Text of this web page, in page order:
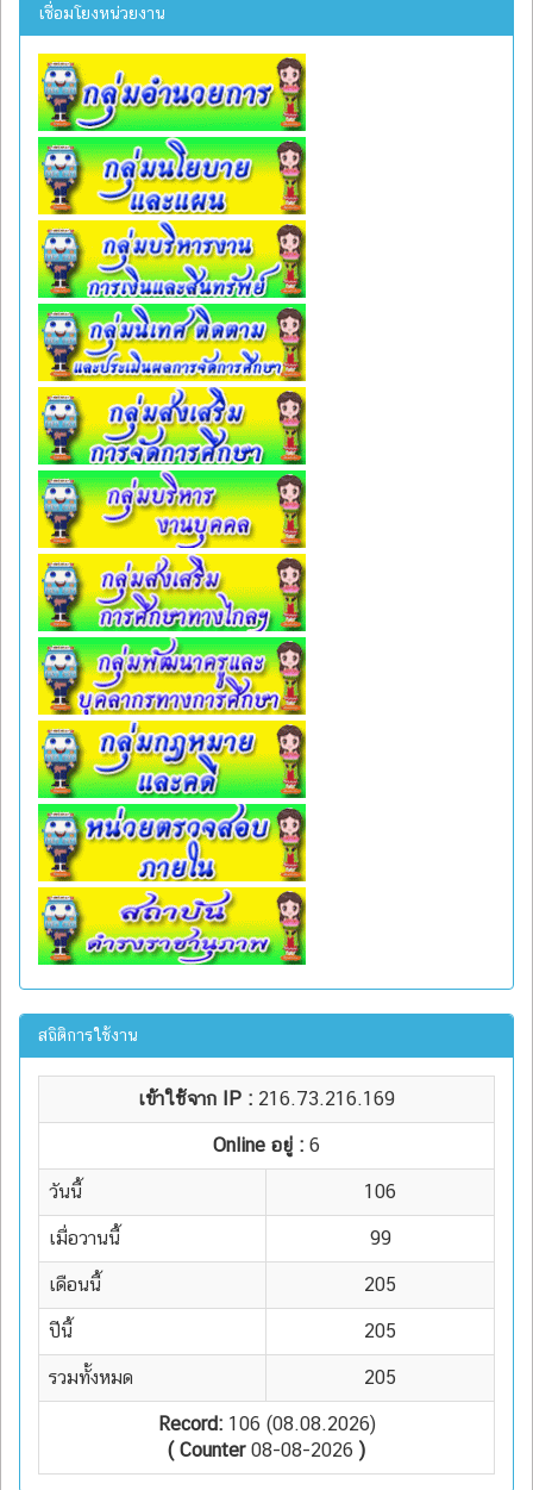
เชื่อมโยงหน่วยงาน
สถิติการใช้งาน
เข้าใช้จาก IP : 216.73.216.169
Online อยู่ : 6
วันนี้ 106
เมื่อวานนี้ 99
เดือนนี้ 205
ปีนี้ 205
รวมทั้งหมด 205
Record:106 (08.08.2026)
( Counter08-08-2026 )